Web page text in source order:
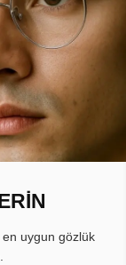
en uygun gözlük